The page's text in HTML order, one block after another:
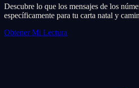
Descubre lo que los mensajes de los
específicamente para tu carta natal y
Obtener Mi Lectura